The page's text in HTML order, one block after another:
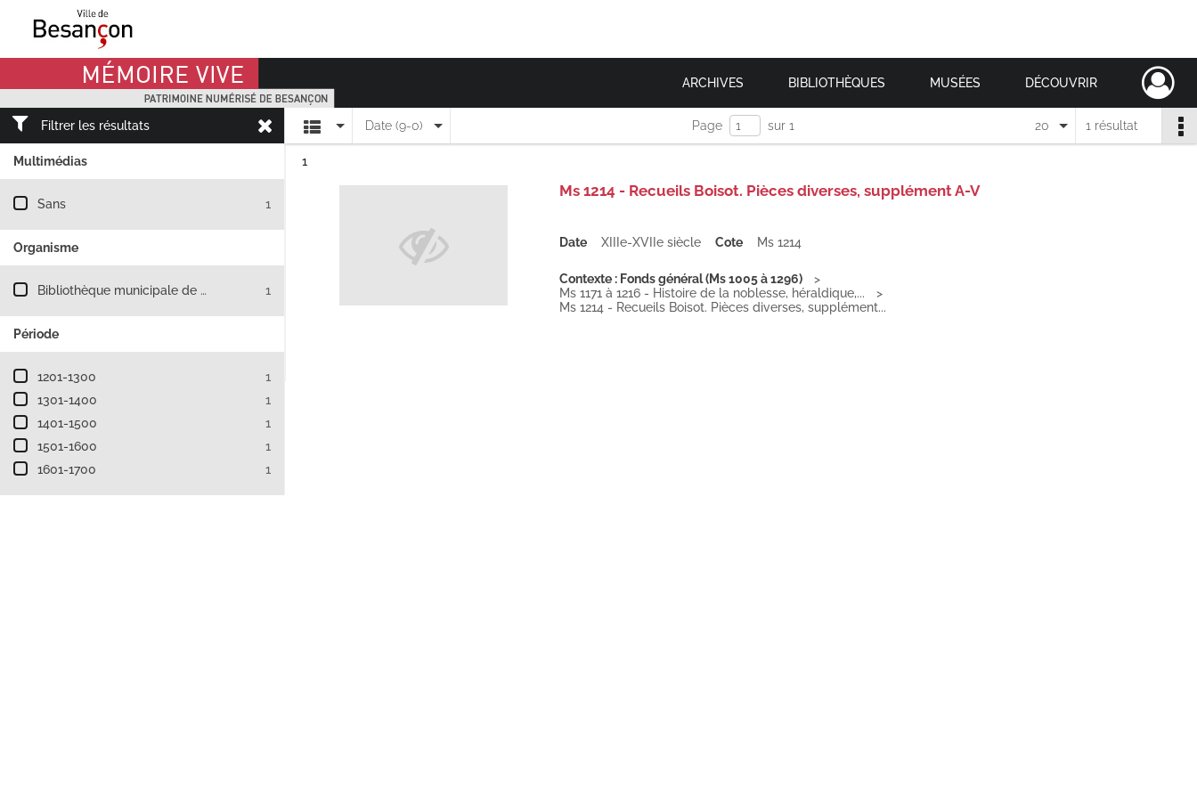
Mémoire Vive patrimoine numérisé de Besançon ARCHIVES BIBLIOTHÈQUES MUSÉES DÉCOUVRIR
Filtrer les résultats
Multimédias
Filtre les résultats par : Multimédias
Sans 1
Organisme
Filtre les résultats par : Organisme
Bibliothèque municipale de Besançon 1
Période
Filtre les résultats par : Période
1201-1300
1
1301-1400
1
1401-1500
1
1501-1600
1
1601-1700
1
AffichageDate (9-0) Page sur 1 1 résultat
20
1
Ms 1214 - Recueils Boisot. Pièces diverses, supplément A-V
Date XIIIe-XVIIe siècle Cote Ms 1214
Contexte : Fonds général (Ms 1005 à 1296)
Ms 1171 à 1216 - Histoire de la noblesse, héraldique,...
Ms 1214 - Recueils Boisot. Pièces diverses, supplément...